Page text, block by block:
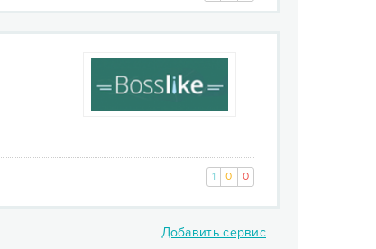
1 0 0
Добавить сервис